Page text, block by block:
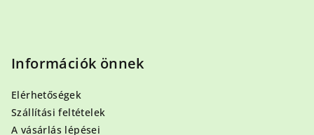
Információk önnek
Elérhetőségek
Szállítási feltételek
A vásárlás lépései